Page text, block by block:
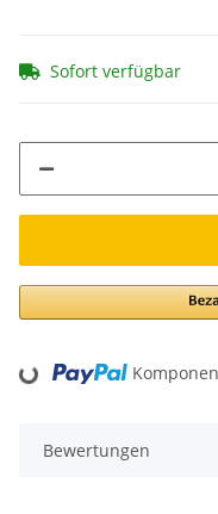
Sofort verfügbar
Loading...
Bewertungen